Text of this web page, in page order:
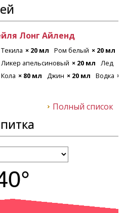
Айленд
мл Ром белый
× 20 мл
× 20 мл
Лед
Джин × 20 мл Водка × 20 мл
Полный список